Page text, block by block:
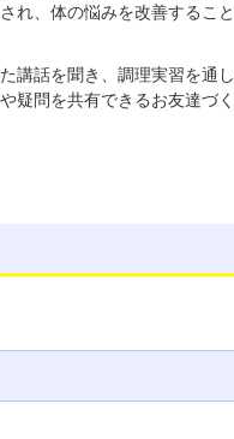
れ、体の悩みを改善するこ
講話を聞き、調理実習を通
疑問を共有できるお友達づ